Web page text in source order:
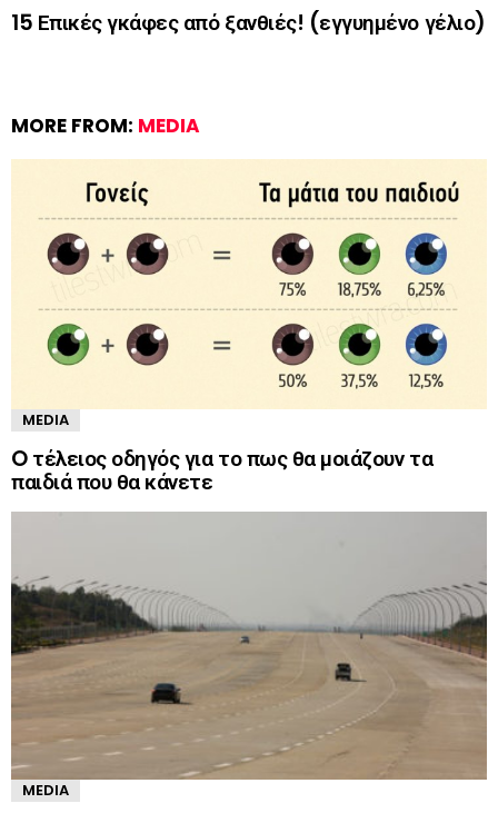
15 Επικές γκάφες από ξανθιές! (εγγυημένο γέλιο)
MORE FROM: MEDIA
MEDIA
O τέλειος οδηγός για το πως θα μοιάζουν τα
παιδιά που θα κάνετε
MEDIA